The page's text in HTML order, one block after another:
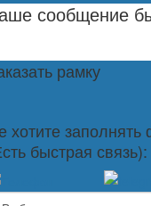
сообщение
рамку
хотите
быстрая связь):